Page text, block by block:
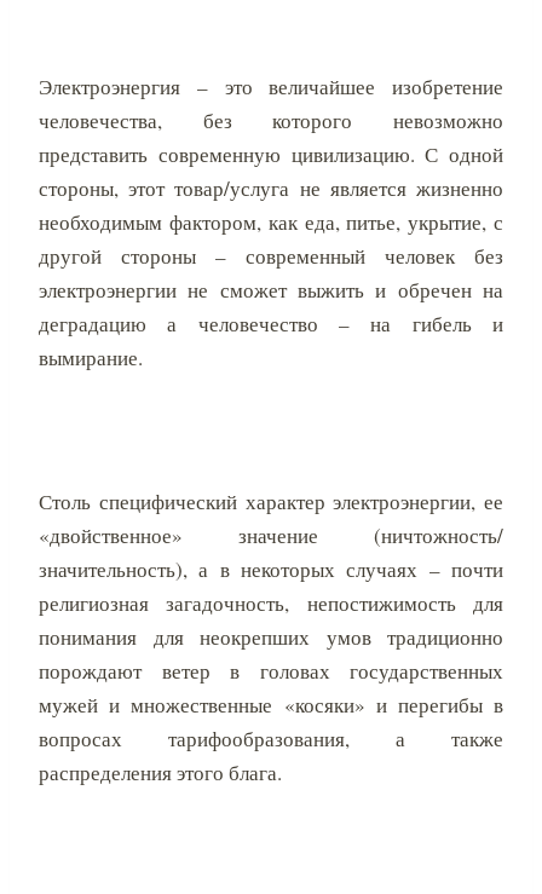
Электроэнергия – это величайшее изобретение
человечества, без которого невозможно
представить современную цивилизацию. С одной
стороны, этот товар/услуга не является жизненно
необходимым фактором, как еда, питье, укрытие, с
другой стороны – современный человек без
электроэнергии не сможет выжить и обречен на
деградацию а человечество – на гибель и
вымирание.
Столь специфический характер электроэнергии, ее
«двойственное» значение (ничтожность/
значительность), а в некоторых случаях – почти
религиозная загадочность, непостижимость для
понимания для неокрепших умов традиционно
порождают ветер в головах государственных
мужей и множественные «косяки» и перегибы в
вопросах тарифообразования, а также
распределения этого блага.